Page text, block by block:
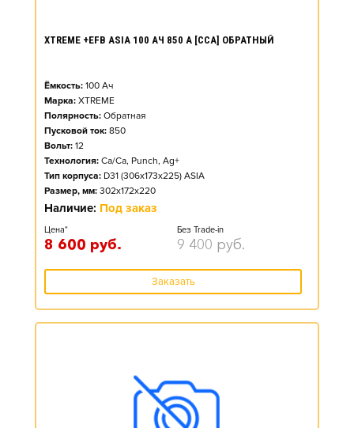
XTREME +EFB ASIA 100 АЧ 850 А [CCA] ОБРАТНЫЙ
Ёмкость: 100 Ач
Марка: XTREME
Полярность: Обратная
Пусковой ток: 850
Вольт: 12
Технология: Ca/Ca, Punch, Ag+
Тип корпуса: D31 (306x173x225) ASIA
Размер, мм: 302x172x220
Наличие: Под заказ
Цена*
8 600 руб.
Без Trade-in
9 400 руб.
Заказать